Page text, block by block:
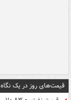
قیمت‌های روز در یک نگاه